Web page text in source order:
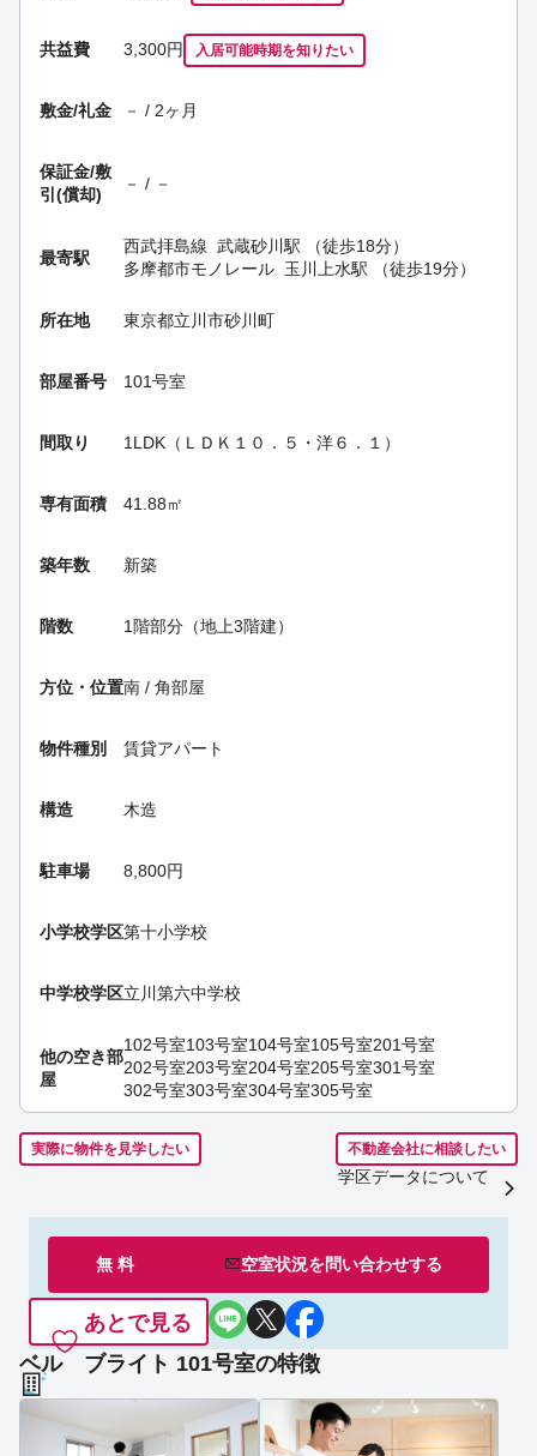
共益費 3,300円 入居可能時期を知りたい
敷金/礼金 － / 2ヶ月
保証金/敷
引(償却)
－ / －
最寄駅
西武拝島線 武蔵砂川駅 （徒歩18分）
多摩都市モノレール 玉川上水駅 （徒歩19分）
所在地 東京都立川市砂川町
部屋番号 101号室
間取り 1LDK（ＬＤＫ１０．５・洋６．１）
専有面積 41.88㎡
築年数 新築
階数 1階部分（地上3階建）
方位・位置南 / 角部屋
物件種別 賃貸アパート
構造 木造
駐車場 8,800円
小学校学区第十小学校
中学校学区立川第六中学校
他の空き部
屋
102号室103号室104号室105号室201号室
202号室203号室204号室205号室301号室
302号室303号室304号室305号室
実際に物件を見学したい 不動産会社に相談したい
学区データについて
無 料 空室状況を問い合わせする
あとで見る
ベル ブライト 101号室の特徴